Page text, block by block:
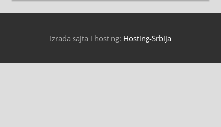
Izrada sajta i hosting: Hosting-Srbija